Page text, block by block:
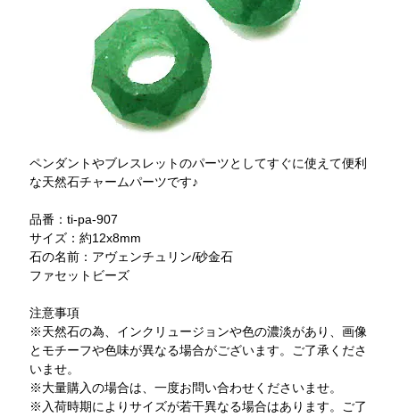
ペンダントやブレスレットのパーツとしてすぐに使えて便利
な天然石チャームパーツです♪
品番：ti-pa-907
サイズ：約12x8mm
石の名前：アヴェンチュリン/砂金石
ファセットビーズ
注意事項
※天然石の為、インクリュージョンや色の濃淡があり、画像
とモチーフや色味が異なる場合がございます。ご了承くださ
いませ。
※大量購入の場合は、一度お問い合わせくださいませ。
※入荷時期によりサイズが若干異なる場合はあります。ご了